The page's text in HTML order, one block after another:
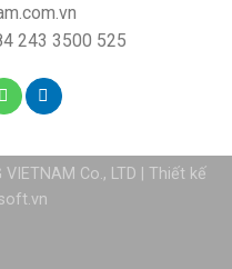
243 3500 525
Co., LTD | Thiết kế